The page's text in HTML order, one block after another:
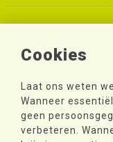
Cookies
Laat ons weten
Wanneer
geen
verbeteren.